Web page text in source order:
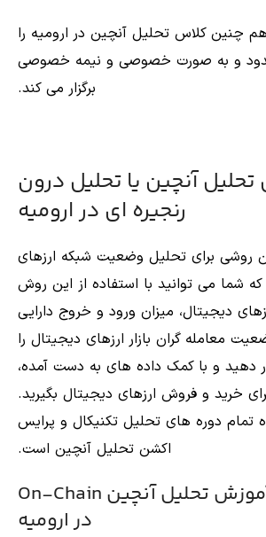
چنین کلاس تحلیل آنچین در ارومیه را
و به صورت خصوصی و نیمه خصوصی
برگزار می کند.
آنچین یا تحلیل درون
رنجیره ای در ارومیه
روشی برای تحلیل وضعیت شبکه ارزهای
شما می توانید با استفاده از این روش
دیجیتال، میزان ورود و خروج دارایی
معامله گران بازار ارزهای دیجیتال را
دهید و با کمک داده های به دست آمده،
خرید و فروش ارزهای دیجیتال بگیرید.
تمام دوره های تحلیل تکنیکال و پرایس
اکشن تحلیل آنچین است.
مزایای دوره آموزش تحلیل آنچین On-Chain
در ارومیه